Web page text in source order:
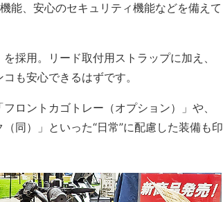
能、安心のセキュリティ機能などを備えて
採用。リード取付用ストラップに加え、
も安心できるはずです。
ロントカゴトレー（オプション）」や、
同）」といった“日常”に配慮した装備も印